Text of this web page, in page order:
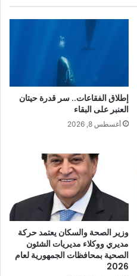
إطلاق الفقاعات.. سر قدرة حيتان
العنبر على البقاء
أغسطس 8, 2026
وزير الصحة والسكان يعتمد حركة
مديري ووكلاء مديريات الشئون
الصحية بمحافظات الجمهورية لعام
2026